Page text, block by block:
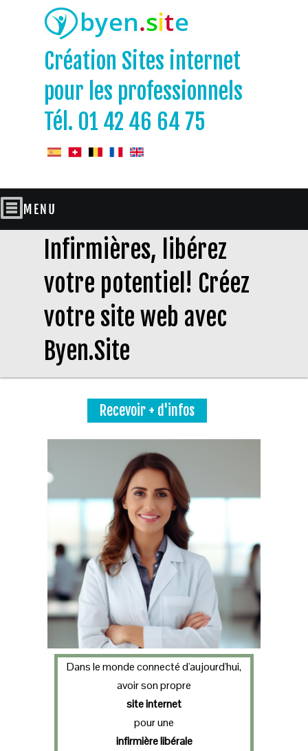
Création Sites internet
pour les professionnels
Tél. 01 42 46 64 75
Infirmières, libérez
votre potentiel! Créez
votre site web avec
Byen.Site
Recevoir + d'infos
Dans le monde connecté d'aujourd'hui,
avoir son propre
site internet
pour une
infirmière libérale